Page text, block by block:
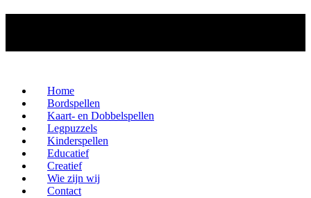
Home
Bordspellen
Kaart- en Dobbelspellen
Legpuzzels
Kinderspellen
Educatief
Creatief
Wie zijn wij
Contact